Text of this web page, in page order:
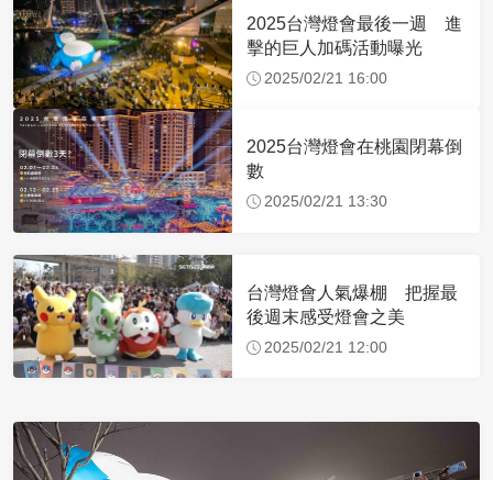
2025台灣燈會最後一週 進
擊的巨人加碼活動曝光
2025/02/21 16:00
2025台灣燈會在桃園閉幕倒
數
2025/02/21 13:30
台灣燈會人氣爆棚 把握最
後週末感受燈會之美
2025/02/21 12:00